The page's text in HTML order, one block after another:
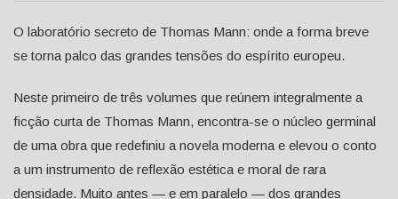
O laboratório secreto de Thomas Mann: onde a forma breve
se torna palco das grandes tensões do espírito europeu.
Neste primeiro de três volumes que reúnem integralmente a
ficção curta de Thomas Mann, encontra-se o núcleo germinal
de uma obra que redefiniu a novela moderna e elevou o conto
a um instrumento de reflexão estética e moral de rara
densidade. Muito antes — e em paralelo — dos grandes